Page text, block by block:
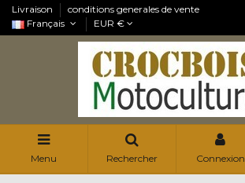
Livraison
conditions generales de vente
Français
EUR €
Menu Rechercher Connexion